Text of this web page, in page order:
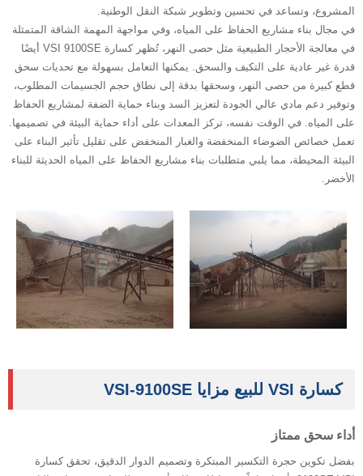
المشروع، وتساعد في تحسين وتطوير شبكة النقل الوطنية.
في مجال بناء مشاريع الحفاظ على المياه، وفي مواجهة المهمة الشاقة المتمثلة
في معالجة الأحجار الطبيعية مثل حصى النهر، تُظهر كسارة VSI 9100SE أيضًا
قدرة غير عادية على التكيف والسحق. يمكنها التعامل بسهولة مع تحديات سحق
قطع كبيرة من حصى النهر، وسحقها بدقة إلى نطاق حجم الجسيمات المطلوب،
وتوفير دعم مادي عالي الجودة لتعزيز السد وبناء حماية الضفة لمشاريع الحفاظ
على المياه. في الوقت نفسه، تركز المعدات على أداء حماية البيئة في تصميمها.
تعمل خصائص الضوضاء المنخفضة والغبار المنخفض على تقليل تأثير البناء على
البيئة المحيطة، مما يلبي متطلبات بناء مشاريع الحفاظ على المياه الحديثة للبناء
الأخضر.
كسارة VSI للبيع مزايا VSI-9100SE
أداء سحق ممتاز
بفضل تكوين حجرة التكسير المبتكرة وتصميم الدوار الدقيق، تحقق كسارة